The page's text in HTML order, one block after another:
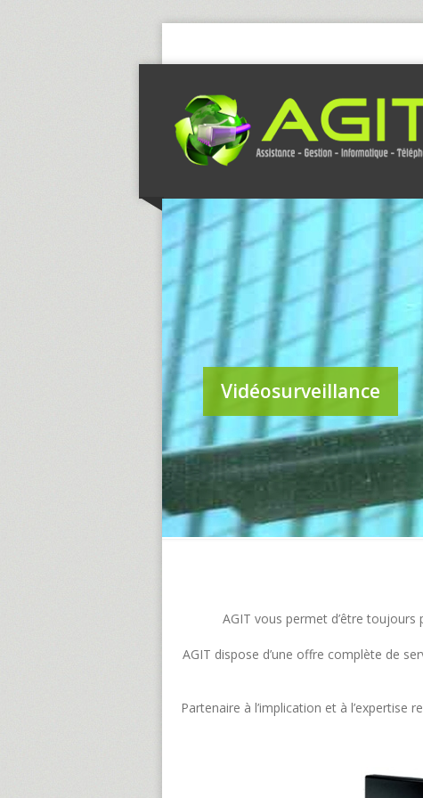
Vidéosurveillance
AGIT vous permet d’être
AGIT dispose d’une offre complète de
Partenaire à l’implication et à l’expertise